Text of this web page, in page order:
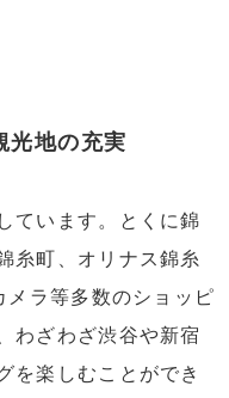
光地の充実
ています。とくに錦
糸町、オリナス錦糸
ラ等多数のショッピ
わざわざ渋谷や新宿
を楽しむことができ